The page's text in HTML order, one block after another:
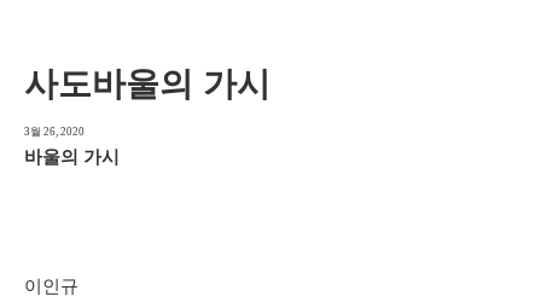
사도바울의 가시
3월 26, 2020
바울의 가시
이인규